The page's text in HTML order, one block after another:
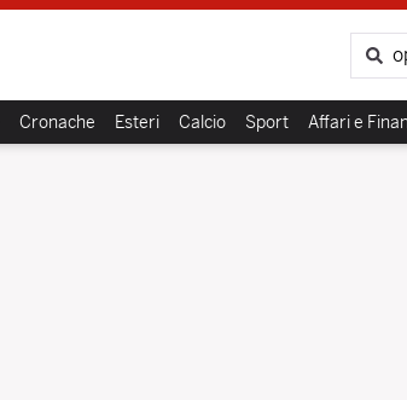
Cronache Esteri Calcio Sport Affari e